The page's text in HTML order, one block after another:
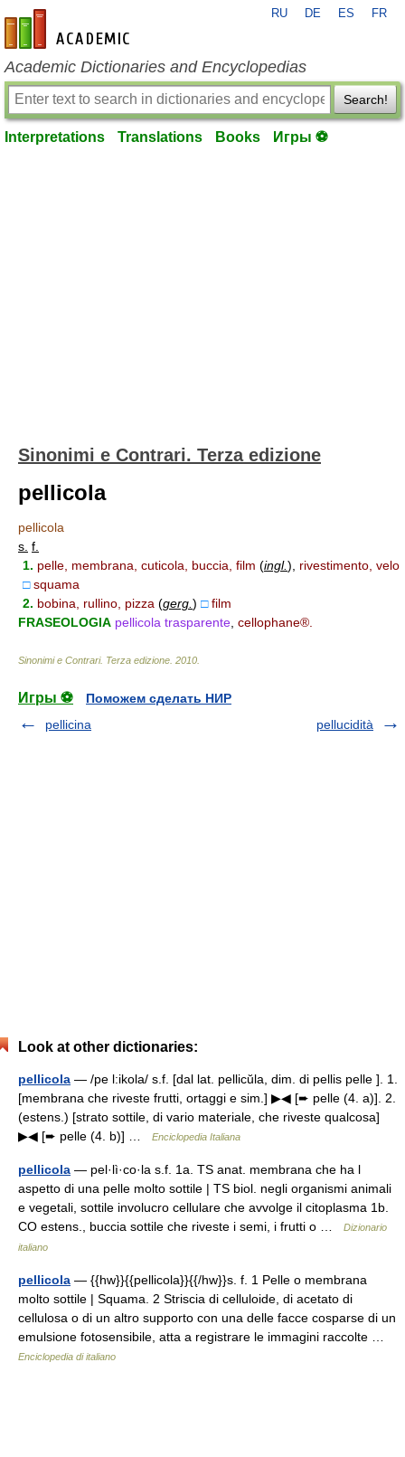
en-academic.com
RU DE ES FR
Academic Dictionaries and Encyclopedias
Search!
Interpretations Translations Books Игры ⚽
Sinonimi e Contrari. Terza edizione
pellicola
pellicola
s. f.
1. pelle, membrana, cuticola, buccia, film (ingl.)
rivestimento, velo
□ squama
2. bobina, rullino, pizza (gerg. ) □ film
FRASEOLOGIA pellicola trasparente cellophane®.
Sinonimi e Contrari. Terza edizione 2010
Игры ⚽
Поможем сделать НИР
pellicina
pellucidità
Look at other dictionaries:
pellicola — /pe l:ikola/ s.f. [dal lat. pellicŭla, dim. di pellis pelle ]. 1.
[membrana che riveste frutti, ortaggi e sim.] ▶◀ [➨ pelle (4. a)]. 2.
(estens.) [strato sottile, di vario materiale, che riveste qualcosa]
▶◀ [➨ pelle (4. b)] …
Enciclopedia Italiana
pellicola — pel·lì·co·la s.f. 1a. TS anat. membrana che ha l
aspetto di una pelle molto sottile | TS biol. negli organismi animali
e vegetali, sottile involucro cellulare che avvolge il citoplasma 1b.
CO estens., buccia sottile che riveste i semi, i frutti o …
Dizionario
italiano
pellicola — {{hw}}{{pellicola}}{{/hw}}s. f. 1 Pelle o membrana
molto sottile | Squama. 2 Striscia di celluloide, di acetato di
cellulosa o di un altro supporto con una delle facce cosparse di un
emulsione fotosensibile, atta a registrare le immagini raccolte …
Enciclopedia di italiano